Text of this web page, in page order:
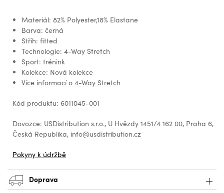
Materiál: 82% Polyester,18% Elastane
Barva: černá
Střih: fitted
Technologie: 4-Way Stretch
Sport: trénink
Kolekce: Nová kolekce
Více informací o 4-Way Stretch
Kód produktu: 6011045-001
Dovozce: USDistribution s.r.o., U Hvězdy 1451/4 162 00, Praha 6,
Česká Republika, info@usdistribution.cz
Pokyny k údržbě
Doprava